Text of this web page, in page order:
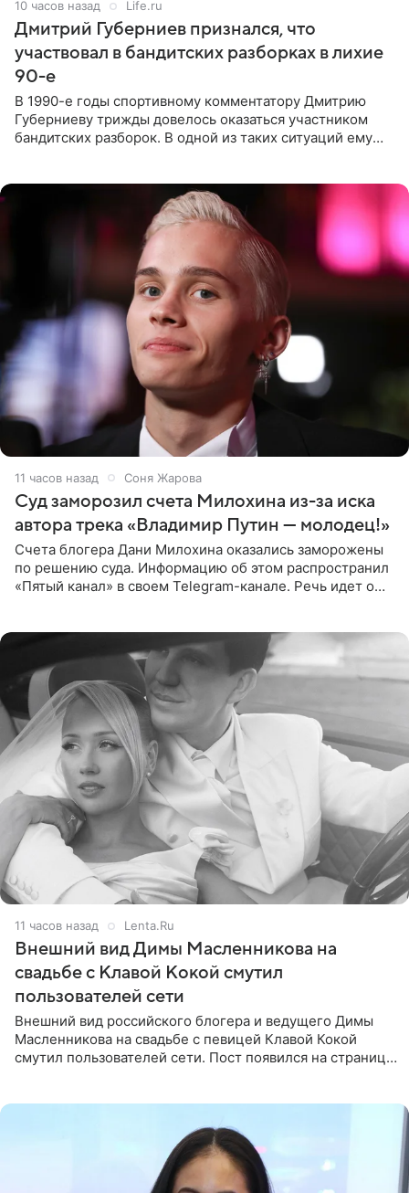
10 часов назад Life.ru
Дмитрий Губерниев признался, что
участвовал в бандитских разборках в лихие
90-е
В 1990-е годы спортивному комментатору Дмитрию
Губерниеву трижды довелось оказаться участником
бандитских разборок. В одной из таких ситуаций ему
11 часов назад Соня Жарова
Суд заморозил счета Милохина из-за иска
автора трека «Владимир Путин — молодец!»
Счета блогера Дани Милохина оказались заморожены
по решению суда. Информацию об этом распространил
«Пятый канал» в своем Telegram-канале. Речь идет о
11 часов назад Lenta.Ru
Внешний вид Димы Масленникова на
свадьбе с Клавой Кокой смутил
пользователей сети
Внешний вид российского блогера и ведущего Димы
Масленникова на свадьбе с певицей Клавой Кокой
смутил пользователей сети. Пост появился на странице